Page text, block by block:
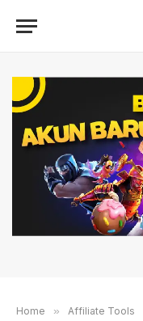
Home » Affiliate Tools